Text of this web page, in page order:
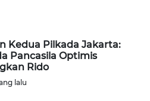
Kedua Pilkada Jakarta:
Pancasila Optimis
Rido
lalu